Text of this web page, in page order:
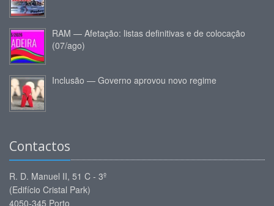
RAM — Afetação: listas definitivas e de colocação
(07/ago)
Inclusão — Governo aprovou novo regime
Contactos
R. D. Manuel II, 51 C - 3º
(Edifício Cristal Park)
4050-345 Porto